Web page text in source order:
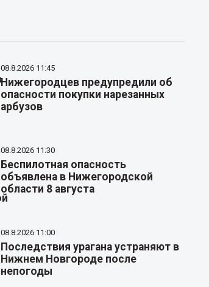
08.8.2026 11:45
Нижегородцев предупредили об
опасности покупки нарезанных
арбузов
08.8.2026 11:30
Беспилотная опасность
объявлена в Нижегородской
области 8 августа
08.8.2026 11:00
Последствия урагана устраняют в
Нижнем Новгороде после
непогоды